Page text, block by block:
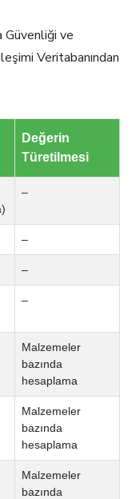
Güvenliği ve
Veritabanından
Değerin
Türetilmesi
–
–
–
–
Malzemeler
bazında
hesaplama
Malzemeler
bazında
hesaplama
Malzemeler
bazında